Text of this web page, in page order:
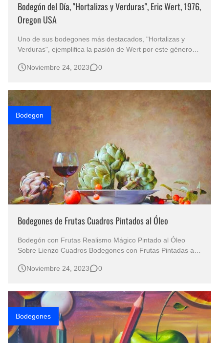
Bodegón del Día, "Hortalizas y Verduras", Eric Wert, 1976,
Oregon USA
Uno de sus bodegones más destacados, "Hortalizas y
Verduras", ejemplifica la pasión de Wert por este género
también su habilidad para capturar la esencia de objetos
espectador. …
Noviembre 24, 2023 0
Bodegon
Bodegones de Frutas Cuadros Pintados al Óleo
Bodegón con Frutas Realismo Mágico Pintado al Óleo
Sobre Lienzo Cuadros Bodegones con Frutas Pintadas al
Bodegones de Frutas Bodegón con Copa de Vino y
al Óleo Hi…
Noviembre 24, 2023 0
Bodegones